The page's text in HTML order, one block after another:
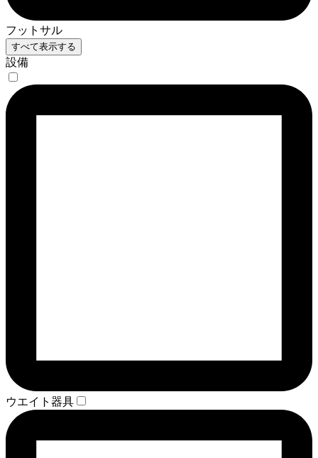
フットサル
すべて表示する
設備
ウエイト器具